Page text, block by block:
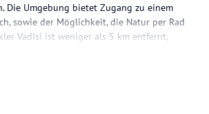
Die Umgebung bietet Zugang zu einem
sowie der Möglichkeit, die Natur per Rad
Vadisi ist weniger als 5 km entfernt,